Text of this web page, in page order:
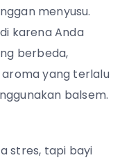
menyusu.
karena Anda
berbeda,
yang terlalu
balsem.
stres, tapi bayi